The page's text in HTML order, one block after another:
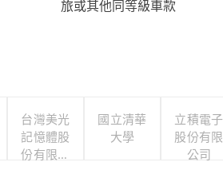
旅或其他同等級車款
台灣美光
記憶體股
份有限公
國立清華
大學
立積電子
股份有限
公司